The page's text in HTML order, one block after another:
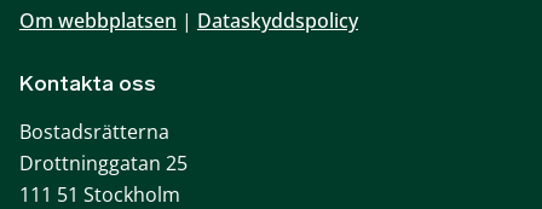
Om webbplatsen | Dataskyddspolicy
Kontakta oss
Bostadsrätterna
Drottninggatan 25
111 51 Stockholm